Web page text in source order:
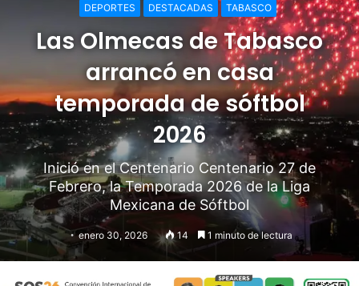
DEPORTES DESTACADAS TABASCO
Las Olmecas de Tabasco
arrancó en casa
temporada de sóftbol
2026
Inició en el Centenario Centenario 27 de
Febrero, la Temporada 2026 de la Liga
Mexicana de Sóftbol
enero 30, 2026 14 1 minuto de lectura